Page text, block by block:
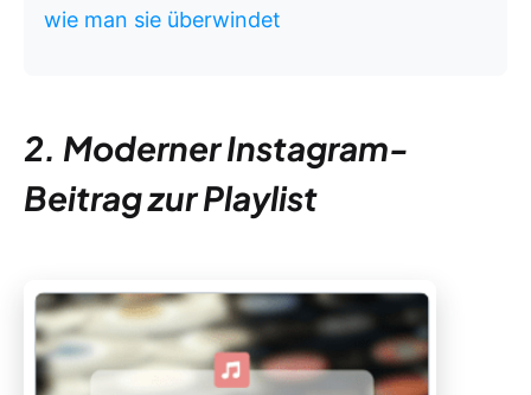
wie man sie überwindet
2. Moderner Instagram-
Beitrag zur Playlist